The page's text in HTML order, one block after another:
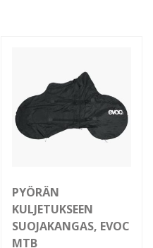
PYÖRÄN
KULJETUKSEEN
SUOJAKANGAS, EVOC
MTB